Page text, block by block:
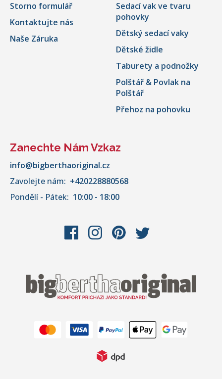
Storno formulář
Kontaktujte nás
Naše Záruka
Sedací vak ve tvaru
pohovky
Dětský sedací vaky
Dětské židle
Taburety a podnožky
Polštář & Povlak na
Polštář
Přehoz na pohovku
Zanechte Nám Vzkaz
info@bigberthaoriginal.cz
Zavolejte nám: +420228880568
Pondělí - Pátek: 10:00 - 18:00